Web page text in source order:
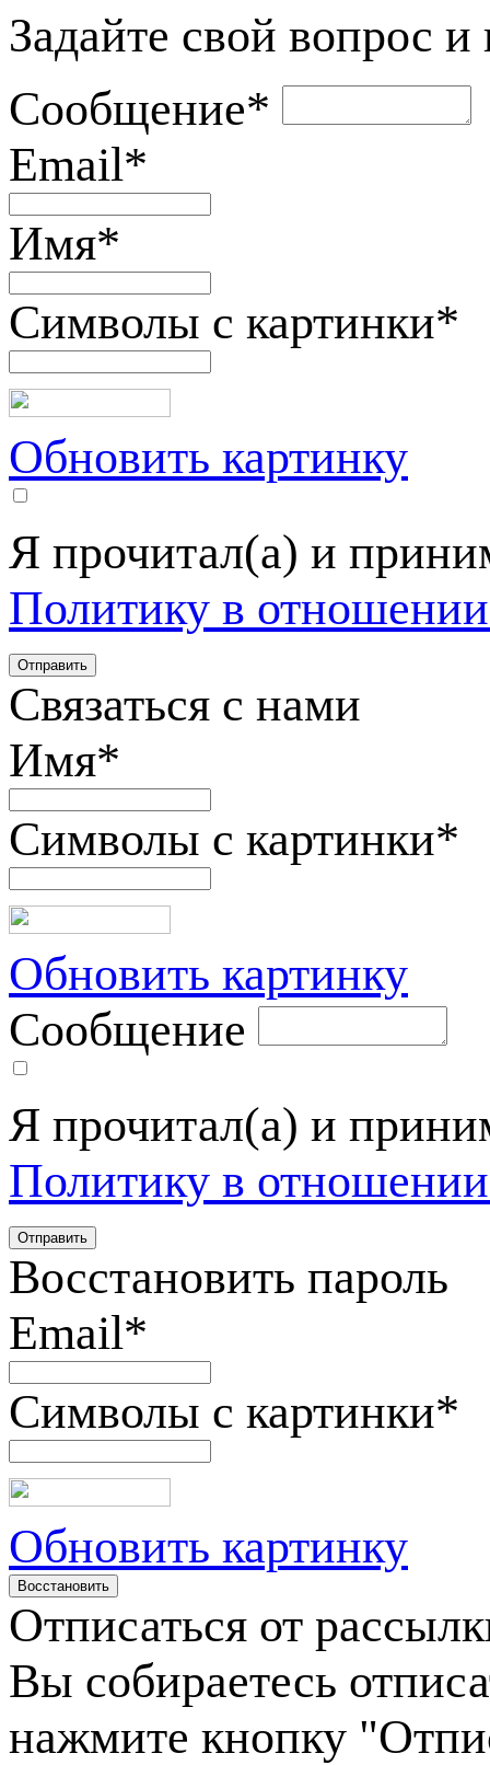
Задайте свой вопрос
Сообщение*
Email*
Имя*
Символы с картинки*
Обновить картинку
Я прочитал(а) и
Политику в
Связаться с нами
Имя*
Символы с картинки*
Обновить картинку
Сообщение
Я прочитал(а) и
Политику в
Восстановить пароль
Email*
Символы с картинки*
Обновить картинку
Отписаться от
Вы собираетесь
нажмите кнопку